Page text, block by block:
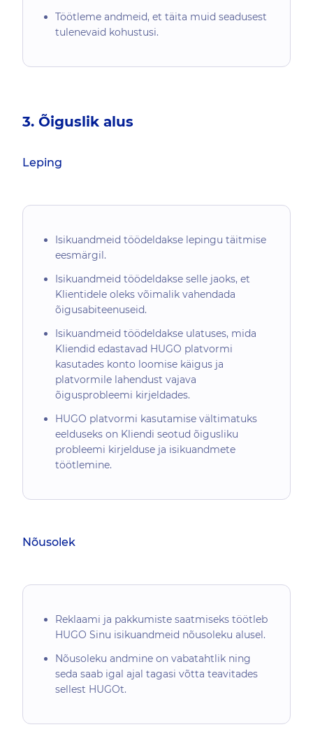
Töötleme andmeid, et täita muid seadusest
tulenevaid kohustusi.
3. Õiguslik alus
Leping
Isikuandmeid töödeldakse lepingu täitmise
eesmärgil.
Isikuandmeid töödeldakse selle jaoks, et
Klientidele oleks võimalik vahendada
õigusabiteenuseid.
Isikuandmeid töödeldakse ulatuses, mida
Kliendid edastavad HUGO platvormi
kasutades konto loomise käigus ja
platvormile lahendust vajava
õigusprobleemi kirjeldades.
HUGO platvormi kasutamise vältimatuks
eelduseks on Kliendi seotud õigusliku
probleemi kirjelduse ja isikuandmete
töötlemine.
Nõusolek
Reklaami ja pakkumiste saatmiseks töötleb
HUGO Sinu isikuandmeid nõusoleku alusel.
Nõusoleku andmine on vabatahtlik ning
seda saab igal ajal tagasi võtta teavitades
sellest HUGOt.